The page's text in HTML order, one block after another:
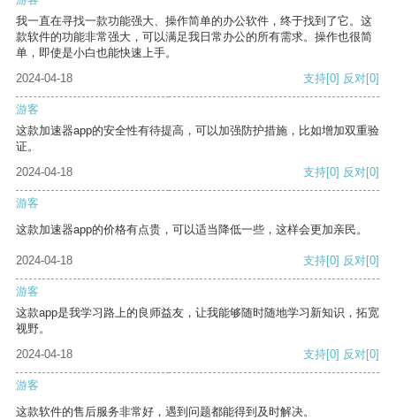
我一直在寻找一款功能强大、操作简单的办公软件，终于找到了它。这
款软件的功能非常强大，可以满足我日常办公的所有需求。操作也很简
单，即使是小白也能快速上手。
2024-04-18
支持[0] 反对[0]
游客
这款加速器app的安全性有待提高，可以加强防护措施，比如增加双重验
证。
2024-04-18
支持[0] 反对[0]
游客
这款加速器app的价格有点贵，可以适当降低一些，这样会更加亲民。
2024-04-18 支持[0] 反对[0]
游客
这款app是我学习路上的良师益友，让我能够随时随地学习新知识，拓宽
视野。
2024-04-18
支持[0] 反对[0]
游客
这款软件的售后服务非常好，遇到问题都能得到及时解决。